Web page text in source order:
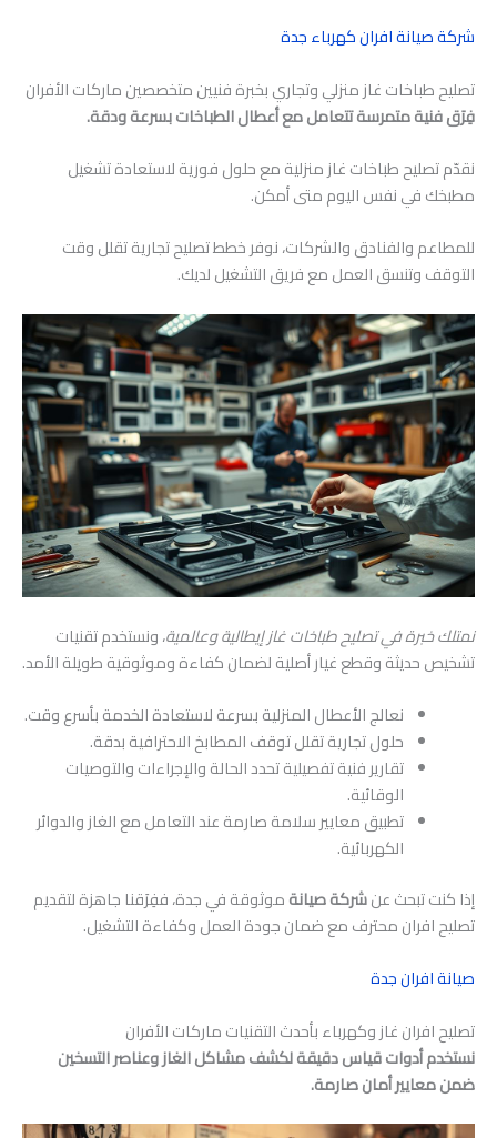
شركة صيانة افران كهرباء جدة
تصليح طباخات غاز منزلي وتجاري بخبرة فنيين متخصصين ماركات الأفران
فِرَق فنية متمرسة تتعامل مع أعطال الطباخات بسرعة ودقة.
نقدّم تصليح طباخات غاز منزلية مع حلول فورية لاستعادة تشغيل
مطبخك في نفس اليوم متى أمكن.
للمطاعم والفنادق والشركات، نوفر خطط تصليح تجارية تقلل وقت
التوقف وتنسق العمل مع فريق التشغيل لديك.
نمتلك خبرة في تصليح طباخات غاز إيطالية وعالمية، ونستخدم تقنيات
تشخيص حديثة وقطع غيار أصلية لضمان كفاءة وموثوقية طويلة الأمد.
نعالج الأعطال المنزلية بسرعة لاستعادة الخدمة بأسرع وقت.
حلول تجارية تقلل توقف المطابخ الاحترافية بدقة.
تقارير فنية تفصيلية تحدد الحالة والإجراءات والتوصيات
الوقائية.
تطبيق معايير سلامة صارمة عند التعامل مع الغاز والدوائر
الكهربائية.
إذا كنت تبحث عنشركة صيانةموثوقة في جدة، ففِرَقنا جاهزة لتقديم
تصليح افران محترف مع ضمان جودة العمل وكفاءة التشغيل.
صيانة افران جدة
تصليح افران غاز وكهرباء بأحدث التقنيات ماركات الأفران
نستخدم أدوات قياس دقيقة لكشف مشاكل الغاز وعناصر التسخين
ضمن معايير أمان صارمة.